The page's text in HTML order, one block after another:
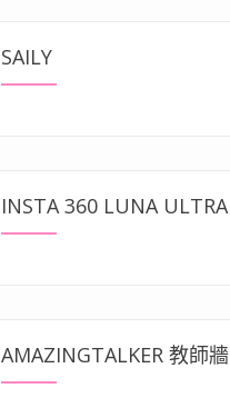
SAILY
INSTA 360 LUNA ULTRA
AMAZINGTALKER 教師牆